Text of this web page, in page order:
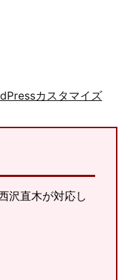
カスタマイズ
沢直木が対応し